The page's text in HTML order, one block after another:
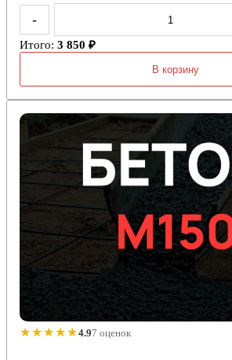
-
Итого: 3 850 ₽
В корзину
★★★★★4.97 оценок